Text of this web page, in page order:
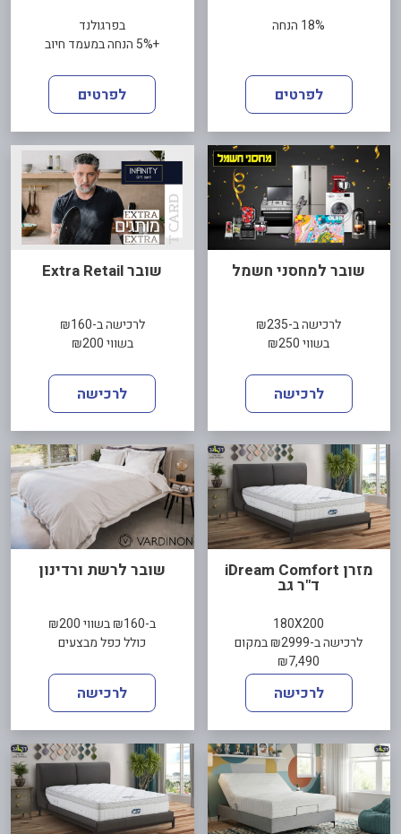
18% הנחה
לפרטים
בפרגולנד
+5% הנחה במעמד חיוב
לפרטים
שובר למחסני חשמל
לרכישה ב-₪235
בשווי ₪250
לרכישה
שובר Extra Retail
לרכישה ב-₪160
בשווי ₪200
לרכישה
מזרן iDream Comfort
ד"ר גב
180X200
לרכישה ב-₪2999 במקום
₪7,490
לרכישה
שובר לרשת ורדינון
ב-₪160 בשווי ₪200
כולל כפל מבצעים
לרכישה